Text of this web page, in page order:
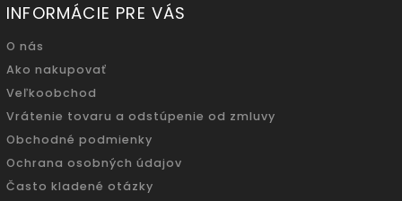
INFORMÁCIE PRE VÁS
O nás
Ako nakupovať
Veľkoobchod
Vrátenie tovaru a odstúpenie od zmluvy
Obchodné podmienky
Ochrana osobných údajov
Často kladené otázky